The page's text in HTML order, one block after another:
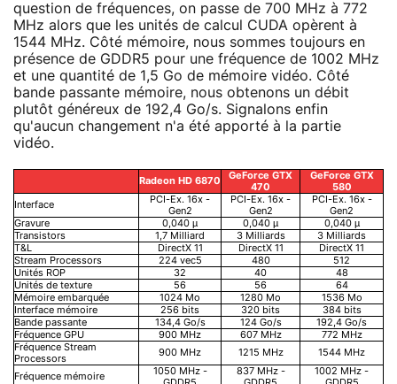
question de fréquences, on passe de 700 MHz à 772
MHz alors que les unités de calcul CUDA opèrent à
1544 MHz. Côté mémoire, nous sommes toujours en
présence de GDDR5 pour une fréquence de 1002 MHz
et une quantité de 1,5 Go de mémoire vidéo. Côté
bande passante mémoire, nous obtenons un débit
plutôt généreux de 192,4 Go/s. Signalons enfin
qu'aucun changement n'a été apporté à la partie
vidéo.
Radeon HD 6870
GeForce GTX
470
GeForce GTX
580
Interface
PCI-Ex. 16x -
Gen2
PCI-Ex. 16x -
Gen2
PCI-Ex. 16x -
Gen2
Gravure
0,040 µ 0,040 µ
0,040 µ
Transistors
1,7 Milliard 3 Milliards
3 Milliards
T&L
DirectX 11 DirectX 11
DirectX 11
Stream Processors
224 vec5 480
512
Unités ROP
32 40
48
Unités de texture
56 56
64
Mémoire embarquée
1024 Mo 1280 Mo
1536 Mo
Interface mémoire
256 bits 320 bits
384 bits
Bande passante
134,4 Go/s 124 Go/s
192,4 Go/s
Fréquence GPU
900 MHz 607 MHz
772 MHz
Fréquence Stream
Processors
900 MHz 1215 MHz 1544 MHz
Fréquence mémoire
1050 MHz -
837 MHz -
1002 MHz -